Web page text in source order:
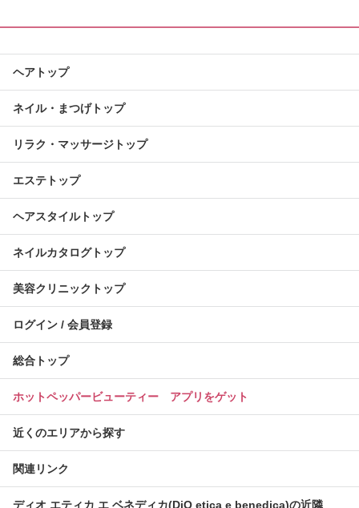
ヘアトップ
ネイル・まつげトップ
リラク・マッサージトップ
エステトップ
ヘアスタイルトップ
ネイルカタログトップ
美容クリニックトップ
ログイン / 会員登録
総合トップ
ホットペッパービューティー アプリをゲット
近くのエリアから探す
関連リンク
ディオ エティカ エ ベネディカ(DiO etica e benedica)の近隣